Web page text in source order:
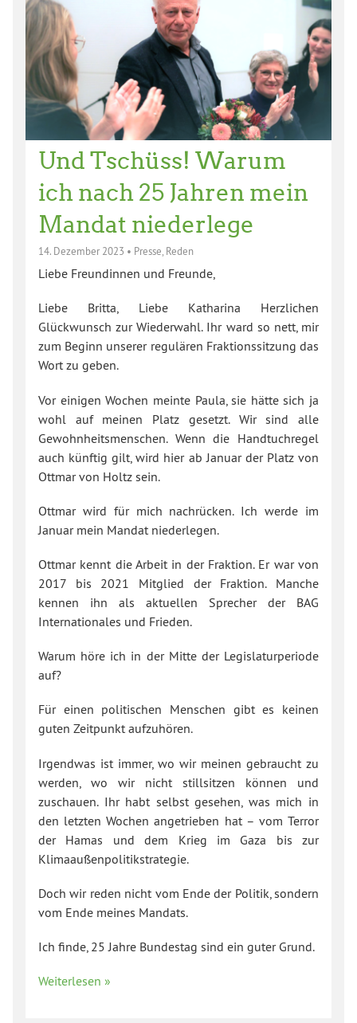
Und Tschüss! Warum
ich nach 25 Jahren mein
Mandat niederlege
14. Dezember 2023 • Presse Reden
Liebe Freundinnen und Freunde,
Liebe Britta, Liebe Katharina Herzlichen
Glückwunsch zur Wiederwahl. Ihr ward so nett, mir
zum Beginn unserer regulären Fraktionssitzung das
Wort zu geben.
Vor einigen Wochen meinte Paula, sie hätte sich ja
wohl auf meinen Platz gesetzt. Wir sind alle
Gewohnheitsmenschen. Wenn die Handtuchregel
auch künftig gilt, wird hier ab Januar der Platz von
Ottmar von Holtz sein.
Ottmar wird für mich nachrücken. Ich werde im
Januar mein Mandat niederlegen.
Ottmar kennt die Arbeit in der Fraktion. Er war von
2017 bis 2021 Mitglied der Fraktion. Manche
kennen ihn als aktuellen Sprecher der BAG
Internationales und Frieden.
Warum höre ich in der Mitte der Legislaturperiode
auf?
Für einen politischen Menschen gibt es keinen
guten Zeitpunkt aufzuhören.
Irgendwas ist immer, wo wir meinen gebraucht zu
werden, wo wir nicht stillsitzen können und
zuschauen. Ihr habt selbst gesehen, was mich in
den letzten Wochen angetrieben hat – vom Terror
der Hamas und dem Krieg im Gaza bis zur
Klimaaußenpolitikstrategie.
Doch wir reden nicht vom Ende der Politik, sondern
vom Ende meines Mandats.
Ich finde, 25 Jahre Bundestag sind ein guter Grund.
Weiterlesen »